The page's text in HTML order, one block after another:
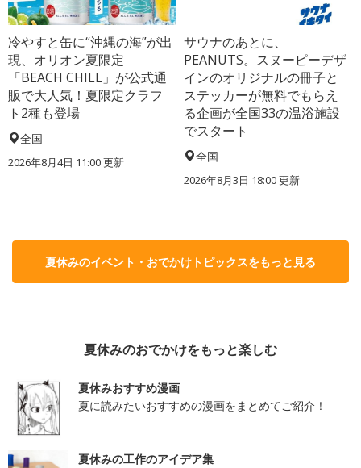
冷やすと缶に“沖縄の海”が出
現、オリオン夏限定
「BEACH CHILL」が公式通
販で大人気！夏限定クラフ
ト2種も登場
全国
2026年8月4日 11:00更新
サウナのあとに、
PEANUTS。スヌーピーデザ
インのオリジナルの冊子と
ステッカーが無料でもらえ
る企画が全国33の温浴施設
でスタート
全国
2026年8月3日 18:00更新
夏休みのイベント・おでかけトピックスをもっと見る
夏休みのおでかけをもっと楽しむ
夏休みおすすめ漫画
夏に読みたいおすすめの漫画をまとめてご紹介！
夏休みの工作のアイデア集